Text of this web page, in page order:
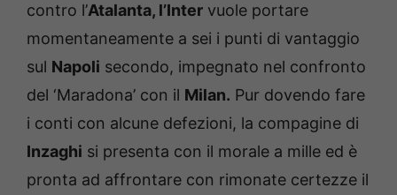
contro l’Atalanta, l’Inter vuole portare
momentaneamente a sei i punti di vantaggio
sul Napoli secondo, impegnato nel confronto
del ‘Maradona’ con il Milan. Pur dovendo fare
i conti con alcune defezioni, la compagine di
Inzaghi si presenta con il morale a mille ed è
pronta ad affrontare con rimonate certezze il